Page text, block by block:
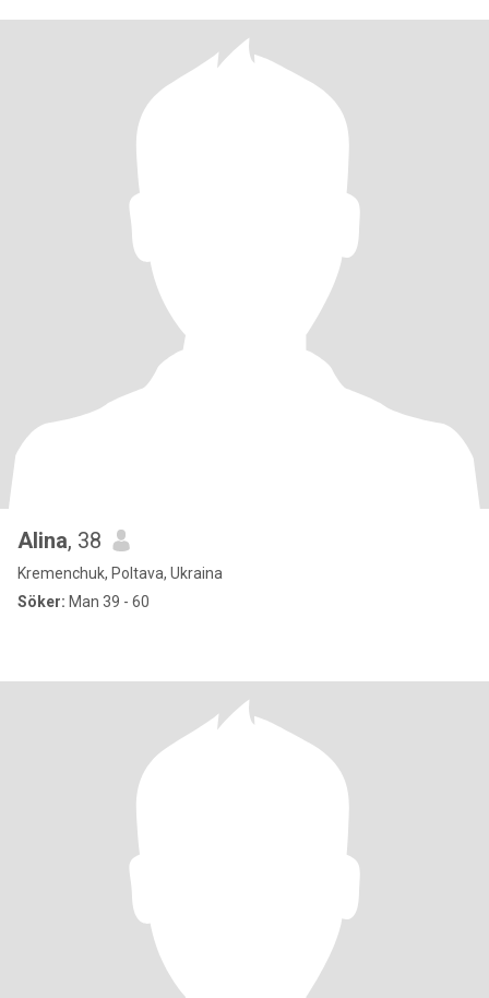
Alina, 38
Kremenchuk, Poltava, Ukraina
Söker: Man 39 - 60